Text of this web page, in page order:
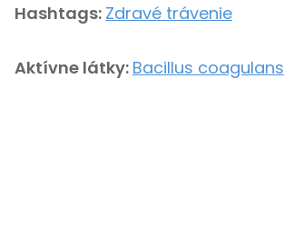
Hashtags: Zdravé trávenie
Aktívne látky: Bacillus coagulans